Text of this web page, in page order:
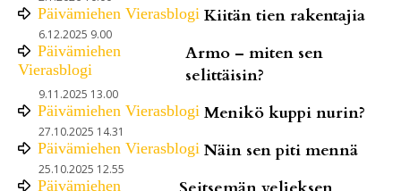
Päivämiehen Vierasblogi Kiitän tien rakentajia
6.12.2025 9.00
Päivämiehen
Vierasblogi
Armo – miten sen
selittäisin?
9.11.2025 13.00
Päivämiehen Vierasblogi Menikö kuppi nurin?
27.10.2025 14.31
Päivämiehen Vierasblogi Näin sen piti mennä
25.10.2025 12.55
Päivämiehen